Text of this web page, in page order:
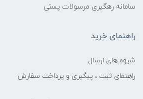
سامانه رهگیری مرسولات پستی
راهنمای خرید
شیوه های ارسال
راهنمای ثبت ، پیگیری و پرداخت سفارش